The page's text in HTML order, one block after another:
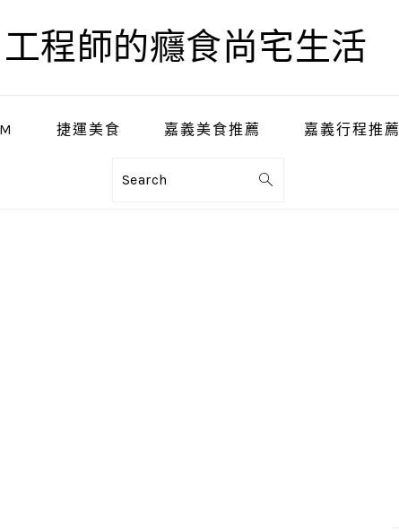
工程師的癮食尚宅生活
捷運美食 嘉義美食推薦 嘉義行程推薦
Search